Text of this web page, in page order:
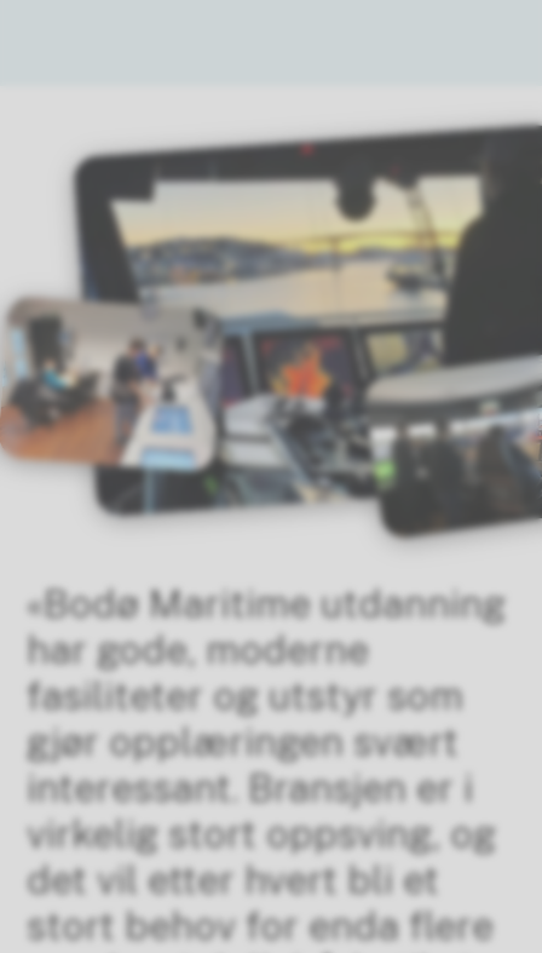
«Bodø Maritime utdanning
har gode, moderne
fasiliteter og utstyr som
gjør opplæringen svært
interessant. Bransjen er i
virkelig stort oppsving, og
det vil etter hvert bli et
stort behov for enda flere